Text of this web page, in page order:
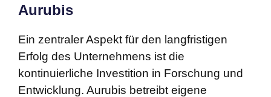
Aurubis
Ein zentraler Aspekt für den langfristigen
Erfolg des Unternehmens ist die
kontinuierliche Investition in Forschung und
Entwicklung. Aurubis betreibt eigene